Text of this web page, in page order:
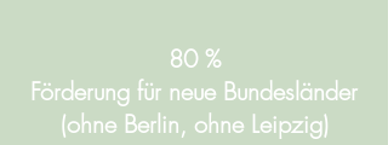
80 %
Förderung für neue Bundesländer
(ohne Berlin, ohne Leipzig)